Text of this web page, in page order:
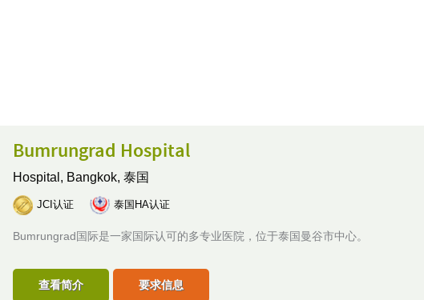
Bumrungrad Hospital
Hospital, Bangkok, 泰国
JCI认证 泰国HA认证
Bumrungrad国际是一家国际认可的多专业医院，位于泰国曼谷市中心。
查看简介 要求信息